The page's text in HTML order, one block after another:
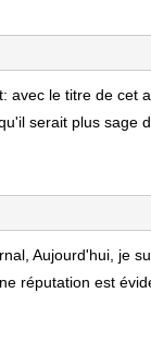
avec le titre de cet
serait plus sage
Aujourd'hui, je
réputation est